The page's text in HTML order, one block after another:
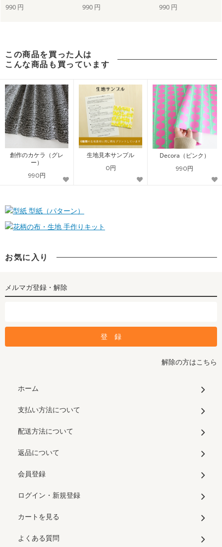
990 円 990 円 990 円
この商品を買った人は
こんな商品も買っています
創作のカケラ（グレ
ー）
990円
生地見本サンプル
0円
Decora（ピンク）
990円
型紙（パターン）
手作りキット
お気に入り
メルマガ登録・解除
解除の方はこちら
ホーム
支払い方法について
配送方法について
返品について
会員登録
ログイン・新規登録
カートを見る
よくある質問